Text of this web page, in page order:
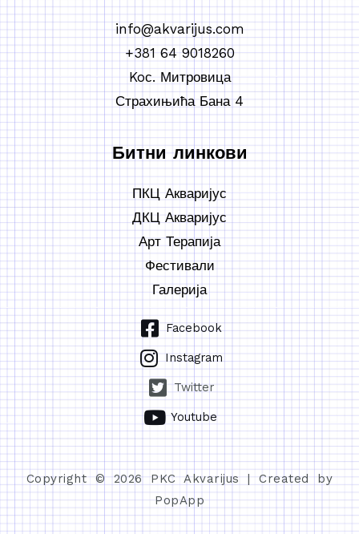
info@akvarijus.com
+381 64 9018260
Koс. Митровица
Страхињића Бана 4
Битни линкови
ПКЦ Акваријус
ДКЦ Акваријус
Арт Терапија
Фестивали
Галерија
Facebook
Instagram
Twitter
Youtube
Copyright © 2026 PKC Akvarijus | Created by
PopApp